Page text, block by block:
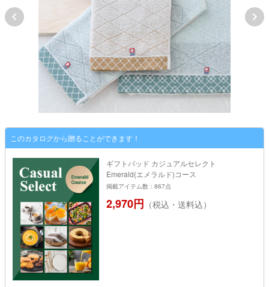
このカタログから贈ることができます！
ギフトパッド カジュアルセレクト
Emerald(エメラルド)コース
掲載アイテム数：867点
2,970円 （税込・送料込）